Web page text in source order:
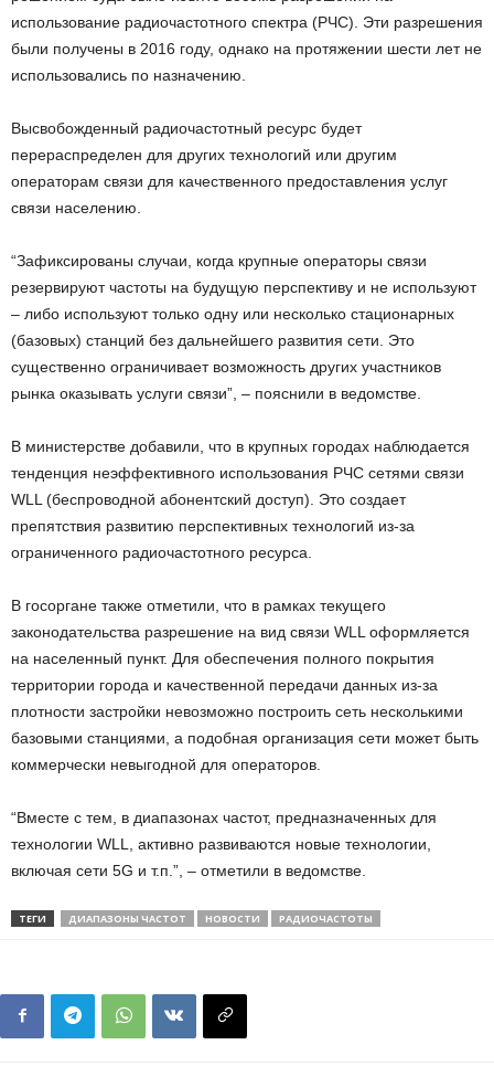
использование радиочастотного спектра (РЧС). Эти разрешения
были получены в 2016 году, однако на протяжении шести лет не
использовались по назначению.
Высвобожденный радиочастотный ресурс будет
перераспределен для других технологий или другим
операторам связи для качественного предоставления услуг
связи населению.
“Зафиксированы случаи, когда крупные операторы связи
резервируют частоты на будущую перспективу и не используют
– либо используют только одну или несколько стационарных
(базовых) станций без дальнейшего развития сети. Это
существенно ограничивает возможность других участников
рынка оказывать услуги связи”, – пояснили в ведомстве.
В министерстве добавили, что в крупных городах наблюдается
тенденция неэффективного использования РЧС сетями связи
WLL (беспроводной абонентский доступ). Это создает
препятствия развитию перспективных технологий из-за
ограниченного радиочастотного ресурса.
В госоргане также отметили, что в рамках текущего
законодательства разрешение на вид связи WLL оформляется
на населенный пункт. Для обеспечения полного покрытия
территории города и качественной передачи данных из-за
плотности застройки невозможно построить сеть несколькими
базовыми станциями, а подобная организация сети может быть
коммерчески невыгодной для операторов.
“Вместе с тем, в диапазонах частот, предназначенных для
технологии WLL, активно развиваются новые технологии,
включая сети 5G и т.п.”, – отметили в ведомстве.
ТЕГИ ДИАПАЗОНЫ ЧАСТОТ НОВОСТИ РАДИОЧАСТОТЫ